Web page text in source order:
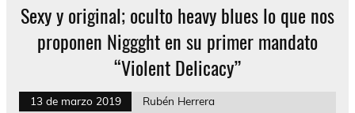
Sexy y original; oculto heavy blues lo que nos
proponen Niggght en su primer mandato
“Violent Delicacy”
13 de marzo 2019
Rubén Herrera